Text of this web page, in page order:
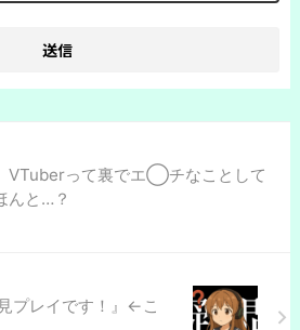
VTuberって裏でエ◯チなことして
んと…？
プレイです！』←こ